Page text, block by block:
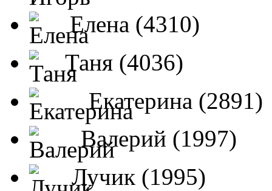
Елена (4310)
Таня (4036)
Екатерина (2891)
Валерий (1997)
Лучик (1995)